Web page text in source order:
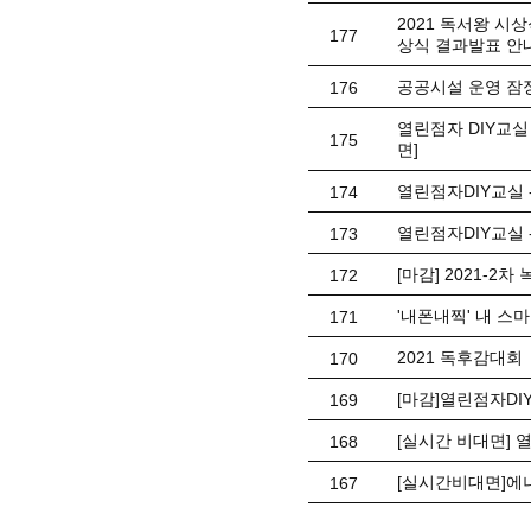
177
2021 독서왕 시
상식 결과발표 안
176 공공시설 운영 잠
175
열린점자 DIY교
면]
174 열린점자DIY교
173 열린점자DIY교
172 [마감] 2021-2차
171 '내폰내찍' 내 스
170 2021 독후감대회
169 [마감]열린점자
168 [실시간 비대면]
167 [실시간비대면]